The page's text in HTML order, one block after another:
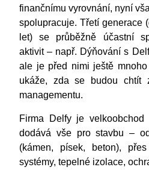
finančnímu vyrovnání, nyní
spolupracuje. Třetí generace
let) se průběžně účastní
aktivit – např. Dýňování s
ale je před nimi ještě
ukáže, zda se budou chtít
managementu.
Firma Delfy je velkoobchod
dodává vše pro stavbu –
(kámen, písek, beton),
systémy, tepelné izolace,